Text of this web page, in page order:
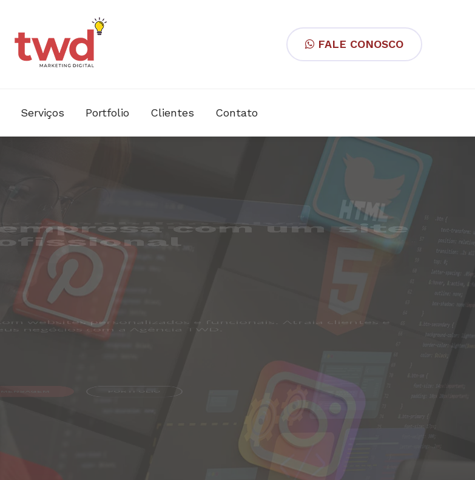
FALE CONOSCO
Serviços Portfolio Clientes Contato
público-alvo
sociais
nas redes sociais. Conte com a experiência da Agência